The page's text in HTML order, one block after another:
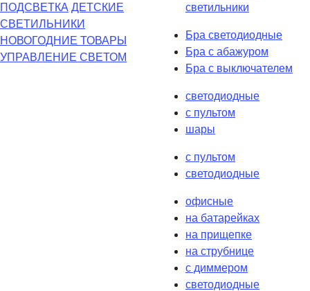
ПОДСВЕТКА ДЕТСКИЕ
СВЕТИЛЬНИКИ
НОВОГОДНИЕ ТОВАРЫ
УПРАВЛЕНИЕ СВЕТОМ
светильники
Бра светодиодные
Бра с абажуром
Бра с выключателем
светодиодные
с пультом
шары
с пультом
светодиодные
офисные
на батарейках
на прищепке
на струбнице
с диммером
светодиодные